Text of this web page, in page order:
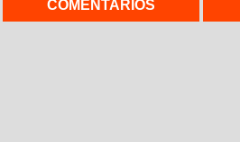
COMENTARIOS